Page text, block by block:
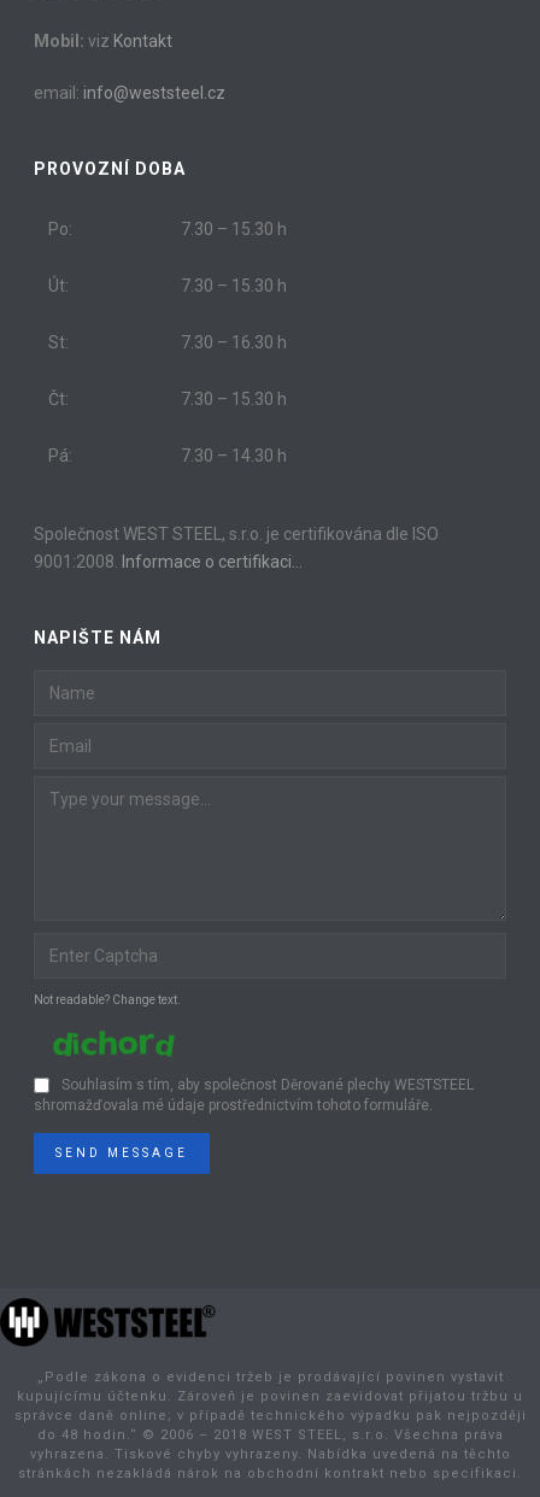
Mobil: viz Kontakt
email: info@weststeel.cz
PROVOZNÍ DOBA
Po: 7.30 – 15.30 h
Út: 7.30 – 15.30 h
St: 7.30 – 16.30 h
Čt: 7.30 – 15.30 h
Pá: 7.30 – 14.30 h
Společnost WEST STEEL, s.r.o. je certifikována dle ISO
9001:2008.
Informace o certifikaci…
NAPIŠTE NÁM
Not readable? Change text.
Souhlasím s tím, aby společnost Děrované plechy WESTSTEEL
shromažďovala mé údaje prostřednictvím tohoto formuláře.
SEND MESSAGE
„Podle zákona o evidenci tržeb je prodávající povinen vystavit
kupujícímu účtenku. Zároveň je povinen zaevidovat přijatou tržbu u
správce daně online; v případě technického výpadku pak nejpozději
do 48 hodin.“ © 2006 – 2018 WEST STEEL, s.r.o. Všechna práva
vyhrazena. Tiskové chyby vyhrazeny. Nabídka uvedená na těchto
stránkách nezakládá nárok na obchodní kontrakt nebo specifikaci.